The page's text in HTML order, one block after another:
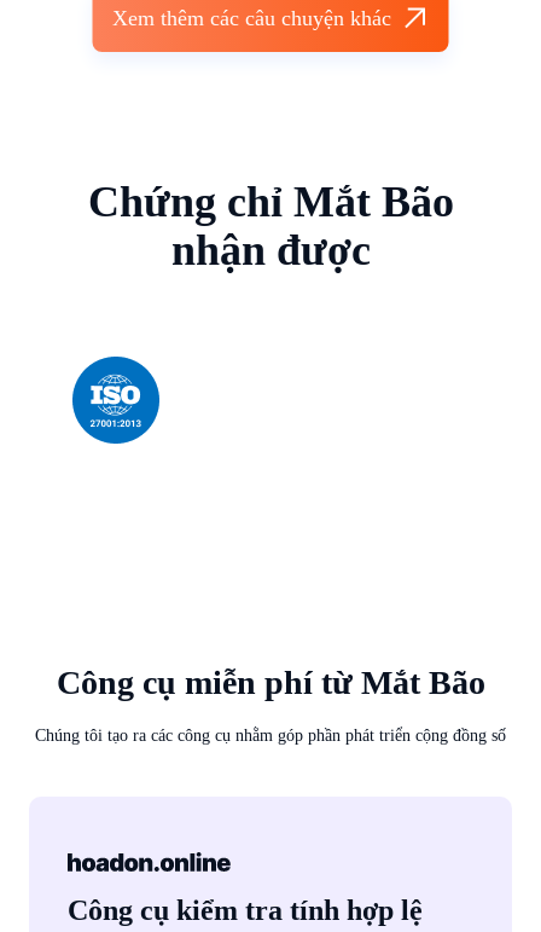
Xem thêm các câu chuyện khác
Chứng chỉ Mắt Bão
nhận được
Công cụ miễn phí từ Mắt Bão
Chúng tôi tạo ra các công cụ nhằm góp phần phát triển cộng đồng số
Công cụ kiểm tra tính hợp lệ